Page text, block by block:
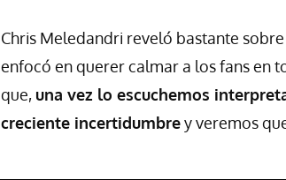
Chris Meledandri reveló bastante
enfocó en querer calmar a los fans en
que, una vez lo escuchemos
creciente incertidumbrey veremos